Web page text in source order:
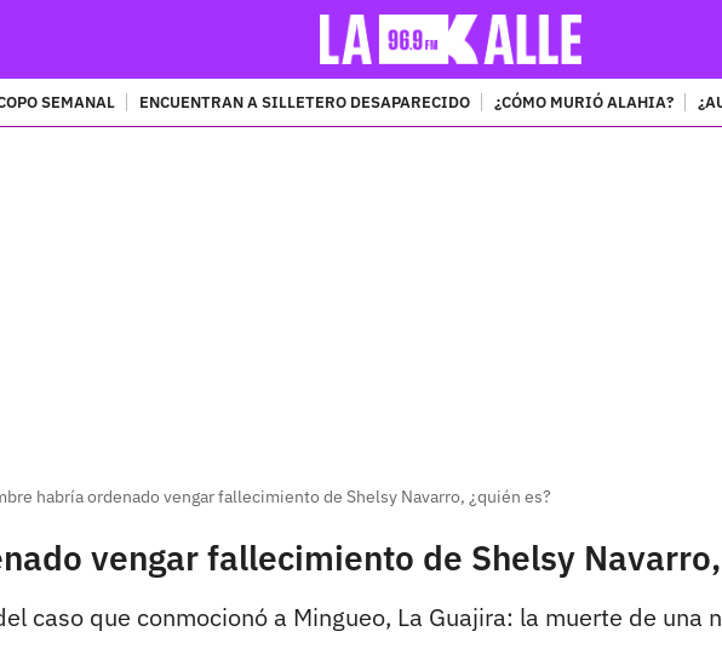
SEMANAL ENCUENTRAN A SILLETERO DESAPARECIDO ¿CÓMO MURIÓ ALAHIA?
habría ordenado vengar fallecimiento de Shelsy Navarro, ¿quién es?
vengar fallecimiento de Shelsy
caso que conmocionó a Mingueo, La Guajira: la muerte de